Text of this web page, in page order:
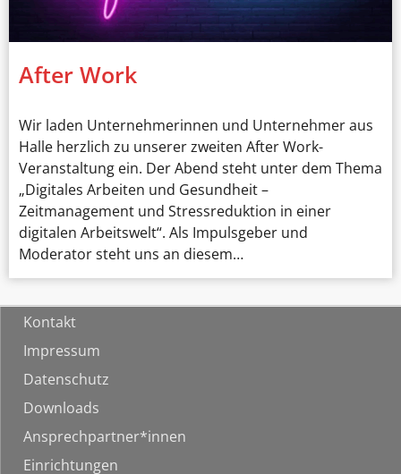
After Work
Wir laden Unternehmerinnen und Unternehmer aus
Halle herzlich zu unserer zweiten After Work-
Veranstaltung ein. Der Abend steht unter dem Thema
„Digitales Arbeiten und Gesundheit –
Zeitmanagement und Stressreduktion in einer
digitalen Arbeitswelt“. Als Impulsgeber und
Moderator steht uns an diesem…
Kontakt
Impressum
Datenschutz
Downloads
Ansprechpartner*innen
Einrichtungen